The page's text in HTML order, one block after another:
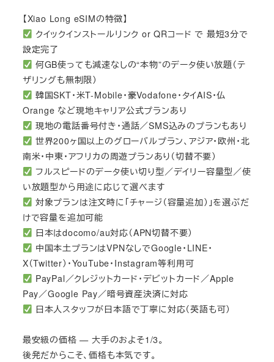
【Xiao Long eSIMの特徴】
クイックインストールリンク or QRコード で 最短3分で
設定完了
何GB使っても減速なしの“本物”のデータ使い放題（テ
ザリングも無制限）
韓国SKT・米T-Mobile・豪Vodafone・タイAIS・仏
Orange など現地キャリア公式プランあり
現地の電話番号付き・通話／SMS込みのプランもあり
世界200ヶ国以上のグローバルプラン、アジア・欧州・北
南米・中東・アフリカの周遊プランあり（切替不要）
フルスピードのデータ使い切り型／デイリー容量型／使
い放題型から用途に応じて選べます
対象プランは注文時に「チャージ（容量追加）」を選ぶだ
けで容量を追加可能
日本はdocomo/au対応（APN切替不要）
中国本土プランはVPNなしでGoogle・LINE・
X（Twitter）・YouTube・Instagram等利用可
PayPal／クレジットカード・デビットカード／Apple
Pay／Google Pay／暗号資産決済に対応
日本人スタッフが日本語で丁寧に対応（英語も可）
最安級の価格 — 大手のおよそ1/3。
後発だからこそ、価格も本気です。